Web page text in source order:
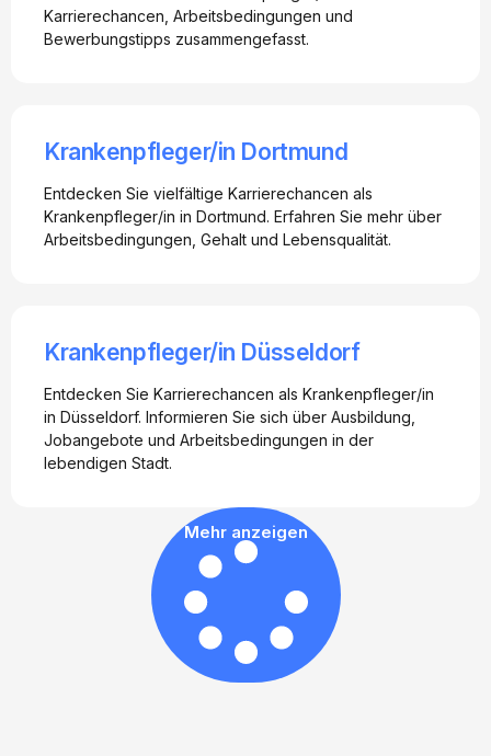
Karrierechancen, Arbeitsbedingungen und
Bewerbungstipps zusammengefasst.
Krankenpfleger/in Dortmund
Entdecken Sie vielfältige Karrierechancen als
Krankenpfleger/in in Dortmund. Erfahren Sie mehr über
Arbeitsbedingungen, Gehalt und Lebensqualität.
Krankenpfleger/in Düsseldorf
Entdecken Sie Karrierechancen als Krankenpfleger/in
in Düsseldorf. Informieren Sie sich über Ausbildung,
Jobangebote und Arbeitsbedingungen in der
lebendigen Stadt.
Mehr anzeigen